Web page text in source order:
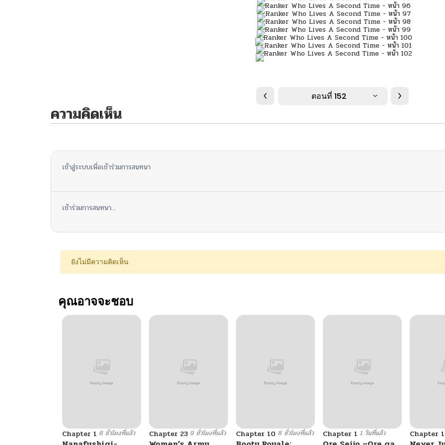
ตอนที่ 152
ความคิดเห็น
เข้าสู่ระบบเพื่อเข้าร่วมการสนทนา
เข้าร่วมการสนทนา...
ยังไม่มีความคิดเห็น
คุณอาจจะชอบ
Chapter 1 8 ชั่วโมงที่แล้ว Chapter 23 9 ชั่วโมงที่แล้ว Chapter 10 8 ชั่วโมงที่แล้ว Chapter 1 1 วันที่แล้ว Chapter